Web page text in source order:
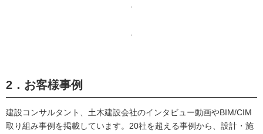
2．お客様事例
建設コンサルタント、土木建設会社のインタビュー動画やBIM/CIM
取り組み事例を掲載しています。20社を超える事例から、設計・施